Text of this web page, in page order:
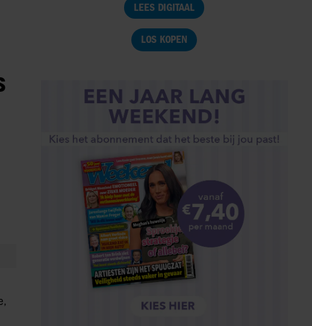
LEES DIGITAAL
LOS KOPEN